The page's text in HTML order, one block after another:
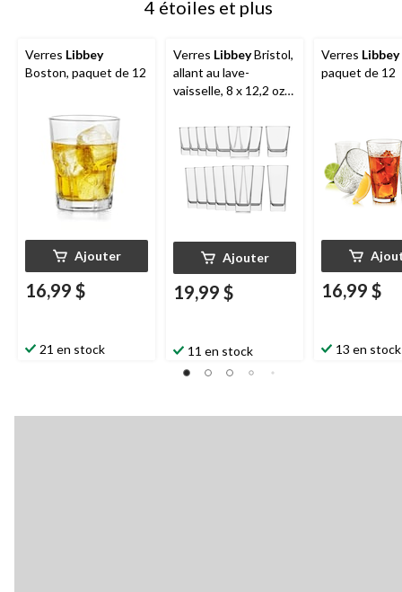
4 étoiles et plus
Verres Libbey
Boston, paquet de 12
Ajouter
16,99 $
21 en stock
Verres LibbeyBristol,
allant au lave-
vaisselle, 8 x 12,2 oz
Ajouter
19,99 $
11 en stock
Verres Libbey
paquet de 12
16,99 $
13 en stock